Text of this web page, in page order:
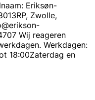
Eriksøn-
Zwolle,
Wij reageren
Werkdagen:
18:00Zaterdag en